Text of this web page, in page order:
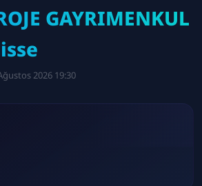
GAYRIMENKUL
2026 19:30